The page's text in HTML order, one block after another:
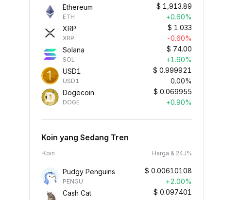
Ethereum
ETH
$ 1,913.89
+0.60%
XRP
XRP
$ 1.033
-0.60%
Solana
SOL
$ 74.00
+1.60%
USD1
USD1
$ 0.999921
0.00%
Dogecoin
DOGE
$ 0.069955
+0.90%
Koin yang Sedang Tren
Koin Harga & 24J%
Pudgy Penguins
PENGU
$ 0.00610108
+2.00%
Cash Cat
$ 0.097401